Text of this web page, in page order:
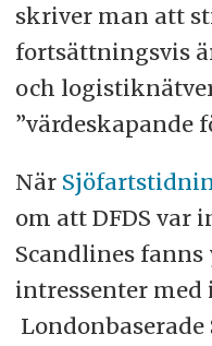
skriver man att
fortsättningsvis
och
”värdeskapande
När
om att DFDS var
Scandlines
intressenter med